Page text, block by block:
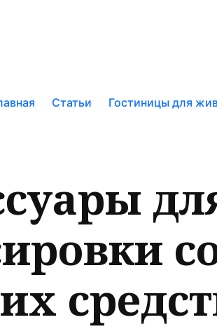
Статьи Гостиницы для
по